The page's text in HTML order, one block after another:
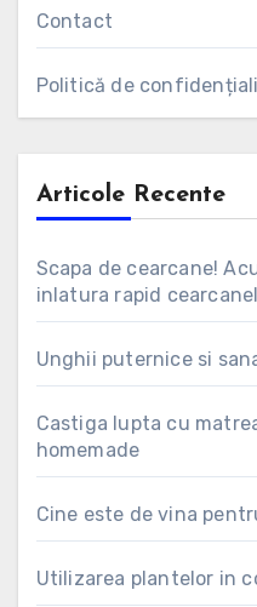
Contact
Politică de
Articole Recente
Scapa de cearcane!
inlatura rapid
Unghii puternice si
Castiga lupta cu
homemade
Cine este de vina
Utilizarea plantelor in